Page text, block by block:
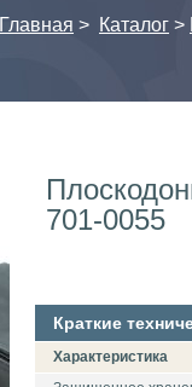
Главная > Каталог >
701-0055
Краткие
Характеристика